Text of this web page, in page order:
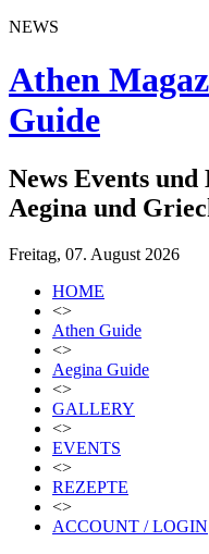
NEWS
Athen
Guide
News Events
Aegina und
Freitag, 07. August 2026
HOME
<>
Athen Guide
<>
Aegina Guide
<>
GALLERY
<>
EVENTS
<>
REZEPTE
<>
ACCOUNT / LOGIN